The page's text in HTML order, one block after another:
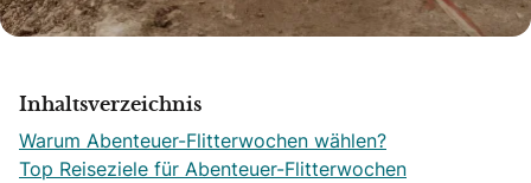
Inhaltsverzeichnis
Warum Abenteuer-Flitterwochen wählen?
Top Reiseziele für Abenteuer-Flitterwochen